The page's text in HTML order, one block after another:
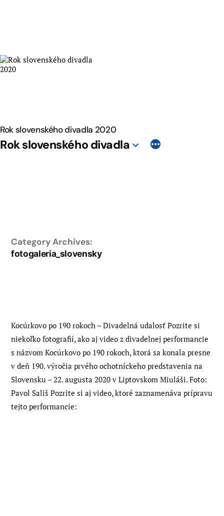
Rok slovenského divadla 2020
Rok slovenského divadla
Category Archives:
fotogaleria_slovensky
Kocúrkovo po 190 rokoch – Divadelná udalosť Pozrite si
niekoľko fotografií, ako aj video z divadelnej performancie
s názvom Kocúrkovo po 190 rokoch, ktorá sa konala presne
v deň 190. výročia prvého ochotníckeho predstavenia na
Slovensku – 22. augusta 2020 v Liptovskom Miuláši. Foto:
Pavol Sališ Pozrite si aj video, ktoré zaznamenáva prípravu
tejto performancie: